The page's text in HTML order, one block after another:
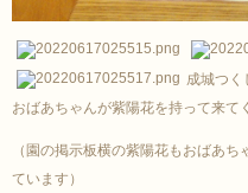
成城つく
おばあちゃんが紫陽花を持って来て
（園の掲示板横の紫陽花もおばあ
ています）